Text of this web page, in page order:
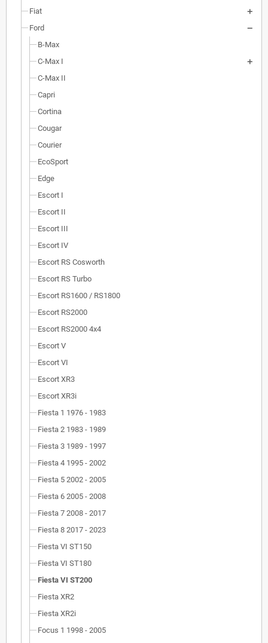
Fiat
Ford
B-Max
C-Max I
C-Max II
Capri
Cortina
Cougar
Courier
EcoSport
Edge
Escort I
Escort II
Escort III
Escort IV
Escort RS Cosworth
Escort RS Turbo
Escort RS1600 / RS1800
Escort RS2000
Escort RS2000 4x4
Escort V
Escort VI
Escort XR3
Escort XR3i
Fiesta 1 1976 - 1983
Fiesta 2 1983 - 1989
Fiesta 3 1989 - 1997
Fiesta 4 1995 - 2002
Fiesta 5 2002 - 2005
Fiesta 6 2005 - 2008
Fiesta 7 2008 - 2017
Fiesta 8 2017 - 2023
Fiesta VI ST150
Fiesta VI ST180
Fiesta VI ST200
Fiesta XR2
Fiesta XR2i
Focus 1 1998 - 2005